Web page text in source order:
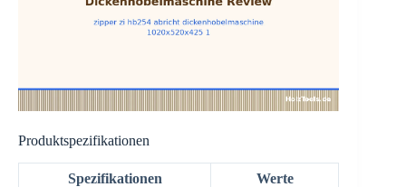
Produktspezifikationen
Spezifikationen Werte